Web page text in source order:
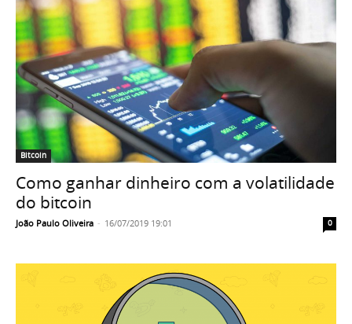
Bitcoin
Como ganhar dinheiro com a volatilidade
do bitcoin
João Paulo Oliveira - 16/07/2019 19:01 0